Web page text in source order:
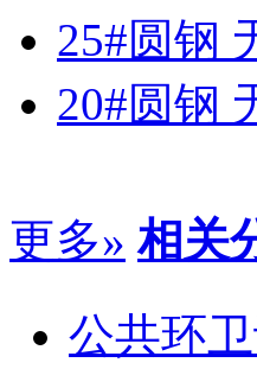
25#圆钢
20#圆钢
更多» 相关
公共环